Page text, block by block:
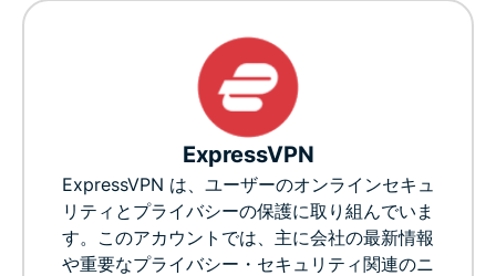
ExpressVPN
ExpressVPN は、ユーザーのオンラインセキュ
リティとプライバシーの保護に取り組んでいま
す。このアカウントでは、主に会社の最新情報
や重要なプライバシー・セキュリティ関連のニ